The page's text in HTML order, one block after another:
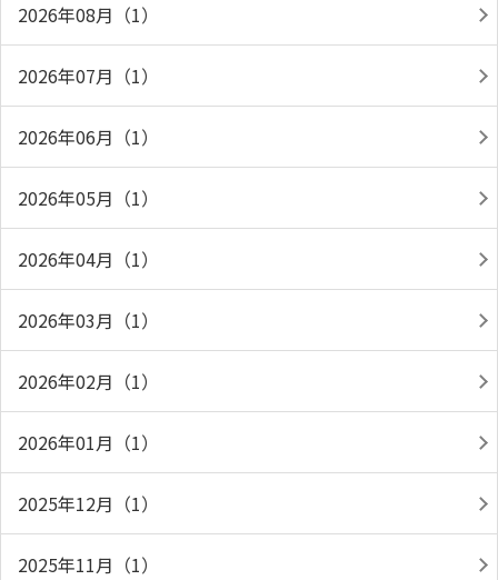
2026年08月（1）
2026年07月（1）
2026年06月（1）
2026年05月（1）
2026年04月（1）
2026年03月（1）
2026年02月（1）
2026年01月（1）
2025年12月（1）
2025年11月（1）